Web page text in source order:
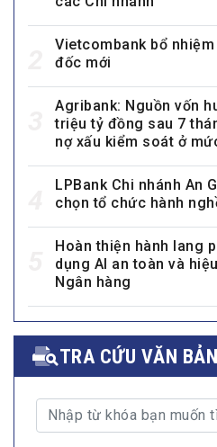
Vietcombank bổ
đốc mới
Agribank: Nguồn vốn
triệu tỷ đồng sau 7
nợ xấu kiểm soát ở
LPBank Chi nhánh An
chọn tổ chức hành
Hoàn thiện hành lang
dụng AI an toàn và
Ngân hàng
TRA CỨU VĂN BẢN